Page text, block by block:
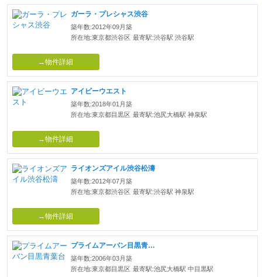
ガーラ・プレシャス渋谷
築年数:2012年09月築
所在地:東京都渋谷区 最寄駅:渋谷駅 渋谷駅
→物件詳細
アイビーウエスト
築年数:2018年01月築
所在地:東京都目黒区 最寄駅:池尻大橋駅 神泉駅
→物件詳細
ライオンズアイル渋谷松濤
築年数:2012年07月築
所在地:東京都渋谷区 最寄駅:渋谷駅 神泉駅
→物件詳細
プライムアーバン目黒青葉台
築年数:2006年03月築
所在地:東京都目黒区 最寄駅:池尻大橋駅 中目黒駅